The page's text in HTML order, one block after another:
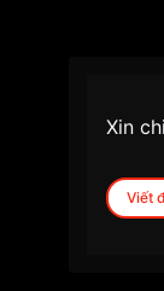
Xin
Viết